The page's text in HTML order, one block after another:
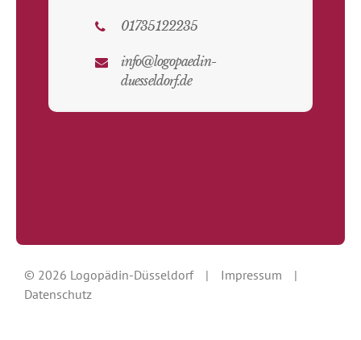
01735122235
info@logopaedin-
duesseldorf.de
© 2026 Logopädin-Düsseldorf | Impressum
|
Datenschutz